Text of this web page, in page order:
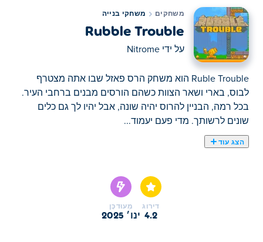
משחקים משחקי בנייה
Rubble Trouble
על ידי Nitrome
Ruble Trouble הוא משחק הרס פאזל שבו אתה מצטרף
לבוס, בארי ושאר הצוות כשהם הורסים מבנים ברחבי העיר.
בכל רמה, הבניין להרוס יהיה שונה, אבל יהיו לך גם כלים
שונים לרשותך. מדי פעם יעמוד...
הצג עוד
בכל רמה, הבניין להרוס יהיה שונה, אבל יהיו לך גם כלים
שונים לרשותך. מדי פעם יעמוד פועל בניין בתוך הבניינים - אז
שימו לב לא לפוצץ אותם! האם אתה יכול לעזור לצוות להרוס
דירוג
4.2
מְעוּדכָּן
ינו׳ 2025